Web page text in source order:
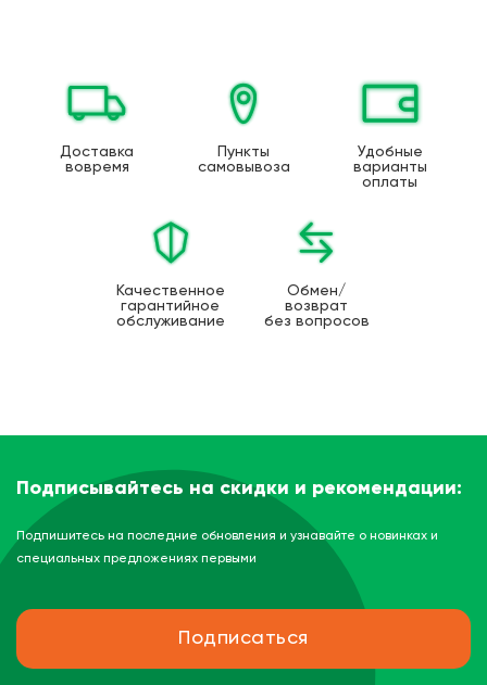
Доставка
вовремя
Пункты
самовывоза
Удобные
варианты
оплаты
Качественное
гарантийное
обслуживание
Обмен/
возврат
без вопросов
Подписывайтесь на скидки и рекомендации:
Подпишитесь на последние обновления и узнавайте о новинках и
специальных предложениях первыми
Подписаться